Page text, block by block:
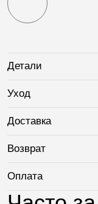
Детали
Уход
Доставка
Возврат
Оплата